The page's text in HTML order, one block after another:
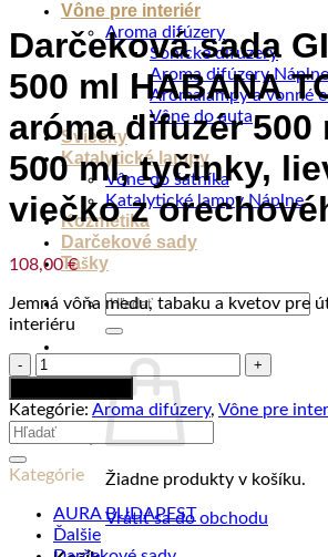
Vône pre interiér
Aroma difúzery
Sonické difúzery
Aroma difúzery Náplne
Aromalampy a vonné
Vône do auta
Sviečky
Katalytické lampy
Vône do šatníka
Katalytické lampy Náplne
Kozmetika
Darčekové sady
Tašky
Hľadať:
Žiadne produkty v košíku.
Vrátiť sa do obchodu
Darčeková sada
500 ml HABANA
aróma difuzér 500
500 ml, tyčinky,
viečko z
108,00 €
Jemná vôňa medu, tabaku a kvetov pre
interiéru
množstvo
Darčeková
sada
GIFT
BOX
500
ml
HABANA
TOBACCO:
aróma
Kategórie: Aroma difúzery, Vône pre
Hľadať:
Kategórie
AURA BUDAPEST
Ďalšie